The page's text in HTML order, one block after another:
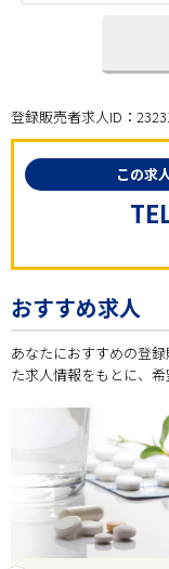
登録販売者求人ID：
この求
おすすめ求人
あなたにおすすめの登
た求人情報をもとに、